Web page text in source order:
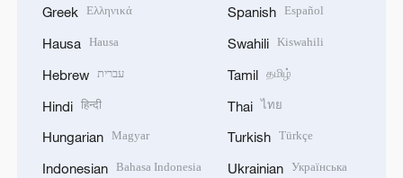
Greek Ελληνικά
Hausa Hausa
Hebrew עברית
Hindi हिन्दी
Hungarian Magyar
Indonesian Bahasa Indonesia
Spanish Español
Swahili Kiswahili
Tamil தமிழ்
Thai ไทย
Turkish Türkçe
Ukrainian Українська